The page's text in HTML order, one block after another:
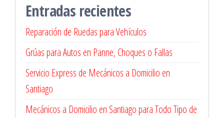
Entradas recientes
Reparación de Ruedas para Vehículos
Grúas para Autos en Panne, Choques o Fallas
Servicio Express de Mecánicos a Domicilio en
Santiago
Mecánicos a Domicilio en Santiago para Todo Tipo de